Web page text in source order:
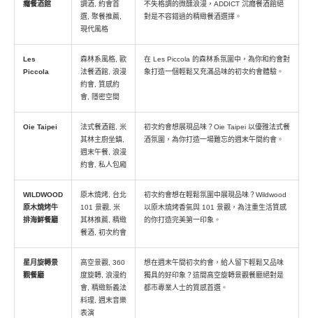
癮餐酒館
調酒, 約會首
選, 聚餐推薦,
現代風格
不失格調的微醺浪漫，ADDICT 沉癮餐酒館絕
對是不容錯過的精緻餐酒選擇。
Les
Piccola
森林系風格, 歐
法餐酒館, 浪漫
約會, 質感約
會, 隱密空間
在 Les Piccola 的森林系氛圍中，為你和約會對
象打造一個輕鬆又充滿品味的初次約會體驗。
Oie Taipei
法式餐酒館, 米
其林主廚坐鎮,
週末午餐, 浪漫
約會, 私人包廂
初次約會想展現品味？Oie Taipei 以優雅法式餐
酒氛圍，為你打造一場難忘的週末午間約會。
WILDWOOD
原木燒烤牛
排海鮮餐廳
原木燒烤, 台北
101 景觀, 米
其林推薦, 精緻
餐酒, 初次約會
初次約會想在輕鬆氛圍中展現品味？Wildwood
以原木燒烤香氣與 101 景觀，為注重生活質感
的你打造完美第一印象。
星月旋轉景
觀餐廳
高空景觀, 360
度旋轉, 浪漫約
會, 精緻新義法
料理, 週末音樂
表演
想在週末午間初次約會，給人留下輕鬆又品味
獨具的好印象？這間高空旋轉景觀餐廳絕對是
都市專業人士的質感首選。